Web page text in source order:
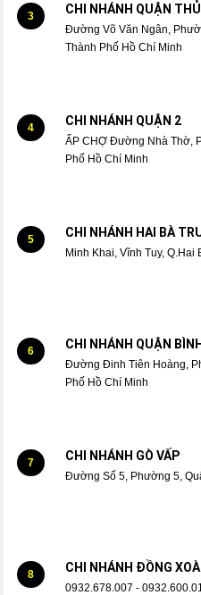
3 CHI NHÁNH QUẬN
Đường Võ Văn Ngân,
Thành Phố Hồ Chí Minh
4 CHI NHÁNH QUẬN 2
ẤP CHỢ Đường Nhà Thờ,
Phố Hồ Chí Minh
5 CHI NHÁNH HAI BÀ
Minh Khai, Vĩnh Tuy, Q.Hai
6 CHI NHÁNH QUẬN
Đường Đinh Tiên Hoàng,
Phố Hồ Chí Minh
7 CHI NHÁNH GÒ VẤP
Đường Số 5, Phường 5,
8 CHI NHÁNH ĐỒNG
0932.678.007 -